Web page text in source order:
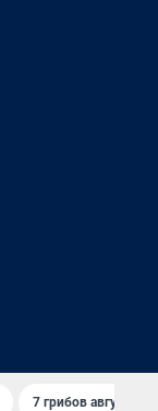
7 грибов августа